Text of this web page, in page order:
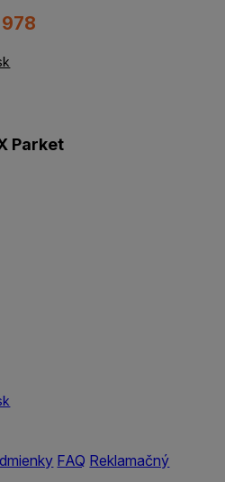
Parket
FAQ Reklamačný